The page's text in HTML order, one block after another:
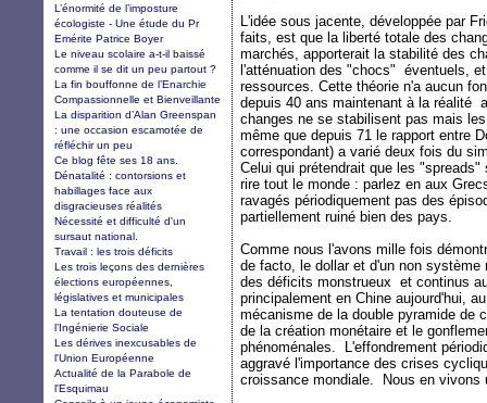
L'idée sous jacente, développée par
faits, est que la liberté totale des
marchés, apporterait la stabilité des
l'atténuation des "chocs" éventuels,
ressources. Cette théorie n'a aucun
depuis 40 ans maintenant à la réalité
changes ne se stabilisent pas mais
même que depuis 71 le rapport entre
correspondant) a varié deux fois du
Celui qui prétendrait que les
rire tout le monde : parlez en aux
ravagés périodiquement pas des
partiellement ruiné bien des pays.
Comme nous l'avons mille fois
de facto, le dollar et d'un non système
des déficits monstrueux et continus
principalement en Chine aujourd'hui,
mécanisme de la double pyramide de
de la création monétaire et le
phénoménales. L'effondrement
aggravé l'importance des crises
croissance mondiale. Nous en vivons
L’énormité de l’imposture
écologiste - Une étude du Pr
Emérite Patrice Boyer
Le niveau scolaire a-t-il baissé
comme il se dit un peu partout ?
La fin bouffonne de l’Enarchie
Compassionnelle et Bienveillante
La disparition d’Alan Greenspan
: une occasion escamotée de
réfléchir un peu
Ce blog fête ses 18 ans.
Dénatalité : contorsions et
habillages face aux
disgracieuses réalités
Nécessité et difficulté d'un
sursaut national.
Travail : les trois déficits
Les trois leçons des dernières
élections européennes,
législatives et municipales
La tentation douteuse de
l’Ingénierie Sociale
Les dérives inexcusables de
l'Union Européenne
Actualité de la Parabole de
l'Esquimau